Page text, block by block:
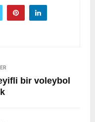
bir voleybol